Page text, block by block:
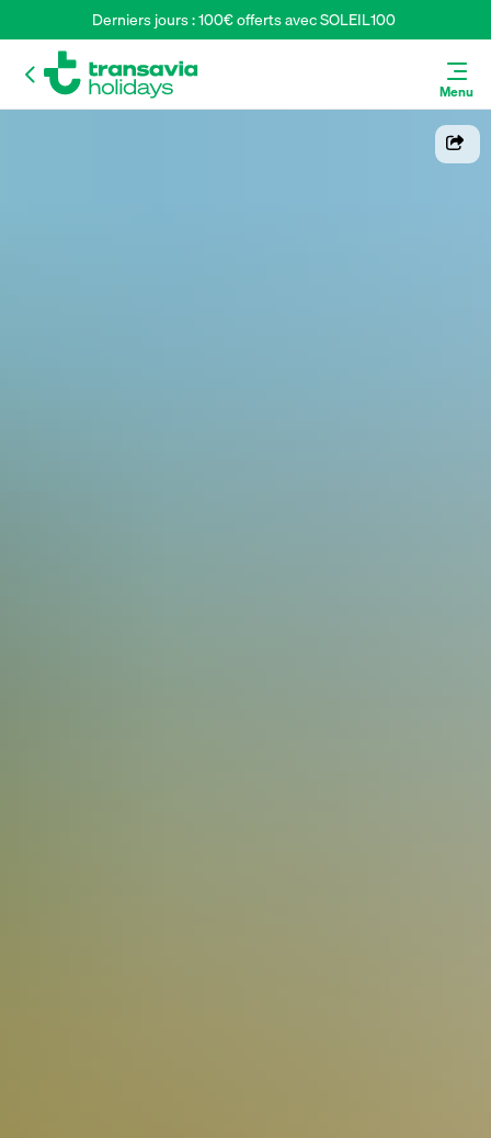
Derniers jours : 100€ offerts avec SOLEIL100
Menu